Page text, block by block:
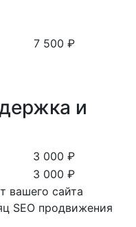
7 500 ₽
и
3 000 ₽
3 000 ₽
вашего сайта
SEO продвижения